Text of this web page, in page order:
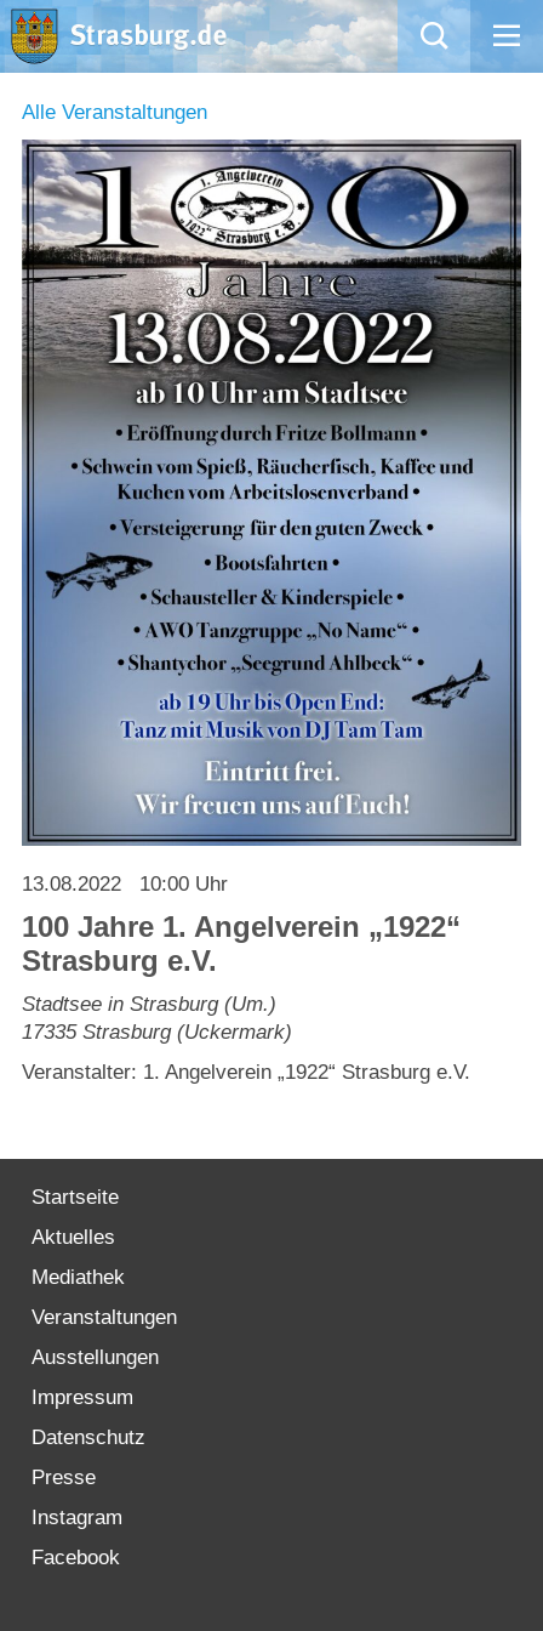
Mängelmeldung
Aktuelles
Rathaus
Natur – Kultur – Tourismus
Wirtschaft
Kommentarrichtlinien und Netiquette für unsere Social Media-Kanäle
Willkommen in Strasburg (Uckermark)
Strasburger Ehrenamtspreis „SBG“
Welcome to Strasburg (Uckermark)
Ласкаво просимо до Штрасбурга (Уккермарк)
مرحبًا بكم في شتراسبورغ (أوكرمارك)
Bine ați venit în Strasburg (Uckermark)
Online-Bewerbungen
Sprache/Language
Alle Veranstaltungen
13.08.2022 10:00 Uhr
100 Jahre 1. Angelverein „1922“
Strasburg e.V.
Stadtsee in Strasburg (Um.)
17335 Strasburg (Uckermark)
Veranstalter: 1. Angelverein „1922“ Strasburg e.V.
Startseite
Aktuelles
Mediathek
Veranstaltungen
Ausstellungen
Impressum
Datenschutz
Presse
Instagram
Facebook